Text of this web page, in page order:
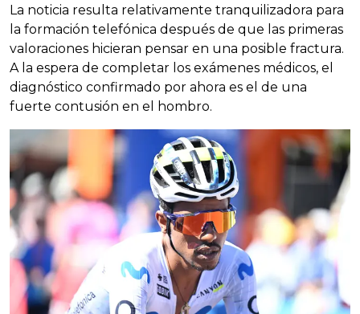
La noticia resulta relativamente tranquilizadora para
la formación telefónica después de que las primeras
valoraciones hicieran pensar en una posible fractura.
A la espera de completar los exámenes médicos, el
diagnóstico confirmado por ahora es el de una
fuerte contusión en el hombro.